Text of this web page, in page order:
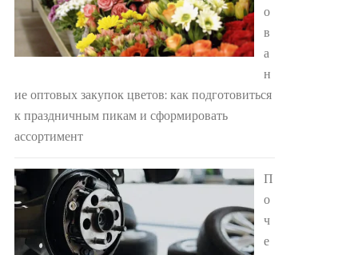
о
в
а
н
ие оптовых закупок цветов: как подготовиться
к праздничным пикам и сформировать
ассортимент
П
о
ч
е